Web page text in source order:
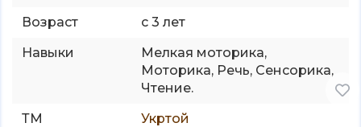
Возраст
с 3 лет
Навыки
Мелкая моторика,
Моторика, Речь, Сенсорика,
Чтение.
ТМ
Укртой